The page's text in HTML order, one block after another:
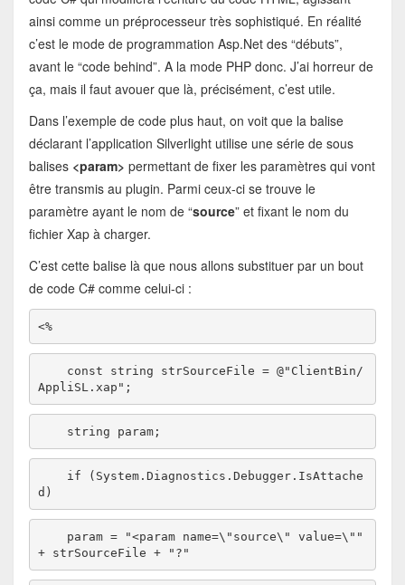
ainsi comme un préprocesseur très sophistiqué. En réalité
c’est le mode de programmation Asp.Net des “débuts”,
avant le “code behind”. A la mode PHP donc. J’ai horreur de
ça, mais il faut avouer que là, précisément, c’est utile.
Dans l’exemple de code plus haut, on voit que la balise
déclarant l’application Silverlight utilise une série de sous
balises<param> permettant de fixer les paramètres qui vont
être transmis au plugin. Parmi ceux-ci se trouve le
paramètre ayant le nom de “source” et fixant le nom du
fichier Xap à charger.
C’est cette balise là que nous allons substituer par un bout
de code C# comme celui-ci :
<%
const string strSourceFile = @"ClientBin/
AppliSL.xap" ;
string param;
if (System.Diagnostics.Debugger.IsAttache
d)
    param =
"<param name=\"source\" value=\""
+ strSourceFile +
"?"